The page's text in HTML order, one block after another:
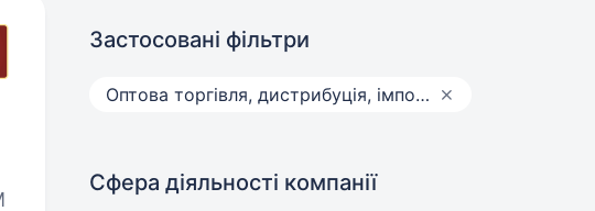
Застосовані фільтри
Оптова торгівля, дистрибуція, імпорт, експорт
Сфера діяльності компанії